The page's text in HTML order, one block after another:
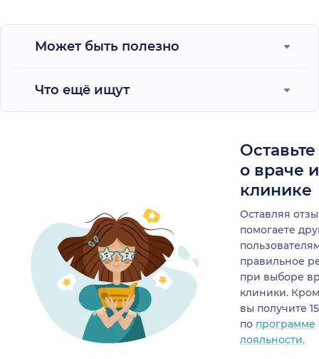
Может быть полезно
Что ещё ищут
о враче
клинике
Оставляя
помогаете
правильное
при выборе
клиники.
вы получите
по программе
лояльности.